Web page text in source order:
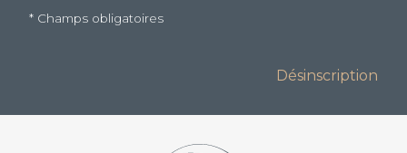
* Champs obligatoires
Désinscription